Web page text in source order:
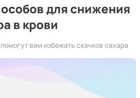
для снижения
в крови
вам избежать скачков сахара